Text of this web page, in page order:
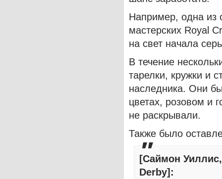
Например, одна из
мастерских Royal
на свет начала
В течение
тарелки, кружки и
наследника. Они
цветах, розовом и
не раскрывали.
Также было
[Саймон
Derby]: